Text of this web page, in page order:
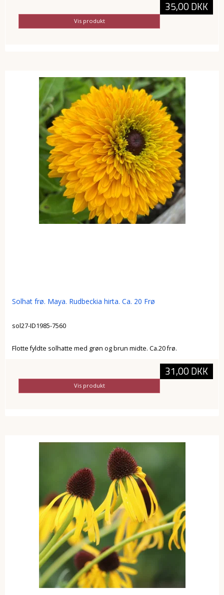
35,00 DKK
Vis produkt
Solhat frø. Maya. Rudbeckia hirta. Ca. 20 Frø
sol27-ID1985-7560
Flotte fyldte solhatte med grøn og brun midte. Ca.20 frø.
31,00 DKK
Vis produkt